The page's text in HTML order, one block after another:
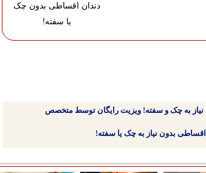
دندان اقساطی بدون چک
یا سفته!
نیاز به چک و سفته! ویزیت رایگان توسط متخصص